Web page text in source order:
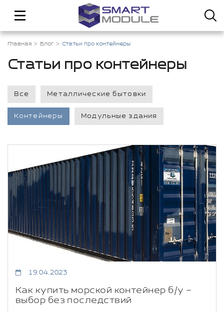
Главная Блог Статьи про контейнеры
Статьи про контейнеры
Все Металлические бытовки
Контейнеры Модульные здания
19.04.2023
Как купить морской контейнер б/у –
выбор без последствий